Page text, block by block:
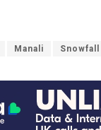
Manali Snowfall